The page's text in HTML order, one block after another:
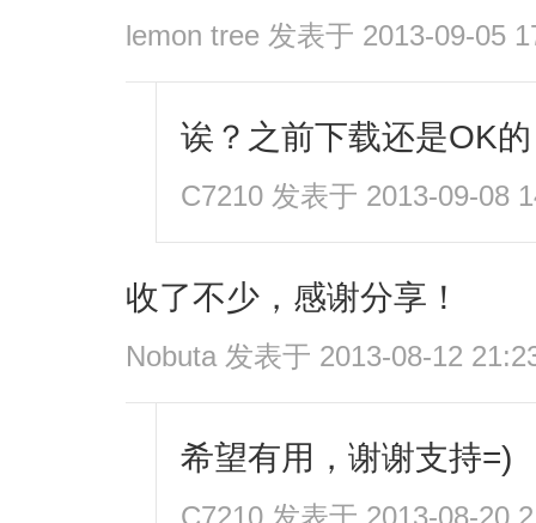
lemon tree 发表于 2013-09-05
诶？之前下载还是OK的
C7210 发表于 2013-09-08
收了不少，感谢分享！
Nobuta发表于 2013-08-12
希望有用，谢谢支持=)